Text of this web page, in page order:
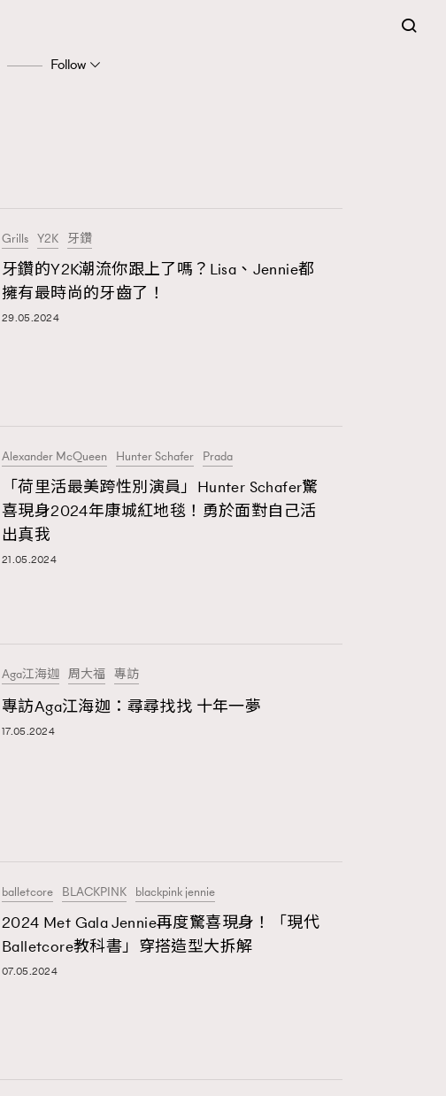
Follow
FigaroAstrology
FigaroBeauty 424
FigaroBeautyRitual 7
FigaroDigitalCover
FigaroExhibition
FigaroHealth
FigaroHub 128
FigaroIssue
Grills Y2K 牙鑽
牙鑽的Y2K潮流你跟上了嗎？Lisa、Jennie都
擁有最時尚的牙齒了！
29.05.2024
Alexander McQueen Hunter Schafer Prada
「荷里活最美跨性別演員」Hunter Schafer驚
喜現身2024年康城紅地毯！勇於面對自己活
出真我
21.05.2024
Aga江海迦 周大福 專訪
專訪Aga江海迦：尋尋找找 十年一夢
17.05.2024
balletcore BLACKPINK blackpink jennie
2024 Met Gala Jennie再度驚喜現身！「現代
Balletcore教科書」穿搭造型大拆解
07.05.2024